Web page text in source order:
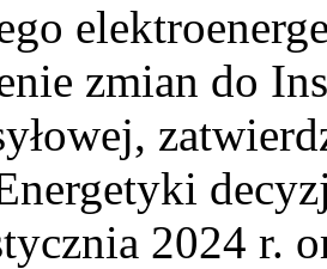
zmian do
2024 r.